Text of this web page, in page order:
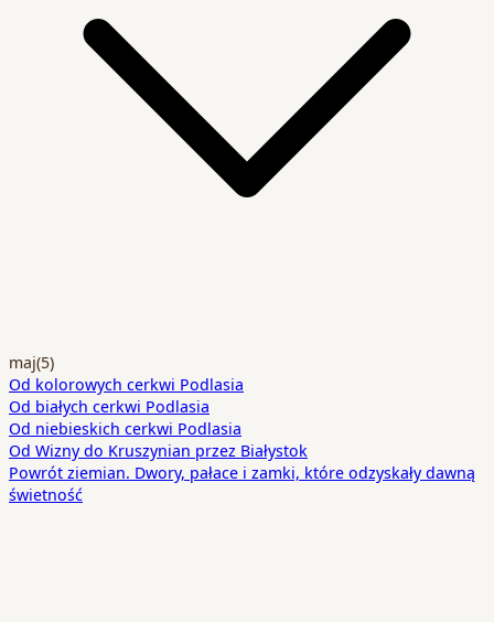
maj(5)
Od kolorowych cerkwi Podlasia
Od białych cerkwi Podlasia
Od niebieskich cerkwi Podlasia
Od Wizny do Kruszynian przez Białystok
Powrót ziemian. Dwory, pałace i zamki, które odzyskały dawną
świetność